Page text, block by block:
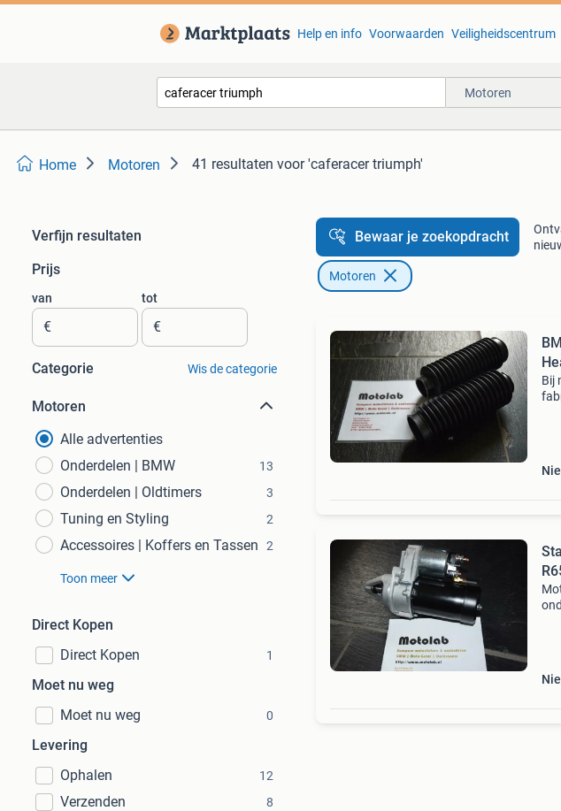
Help en info Voorwaarden Veiligheidscentrum
Motoren
Home Motoren 41 resultaten voor 'caferacer triumph'
Verfijn resultaten
Prijs
van
€
tot
€
Categorie Wis de categorie
Motoren
Alle advertenties
Onderdelen | BMW
13
Onderdelen | Oldtimers 3
Tuning en Styling 2
Accessoires | Koffers en Tassen 2
Toon meer
Direct Kopen
Direct Kopen
1
Moet nu weg
Moet nu weg
0
Levering
Ophalen
12
Verzenden 8
Bewaar je zoekopdracht
Motoren
Bij